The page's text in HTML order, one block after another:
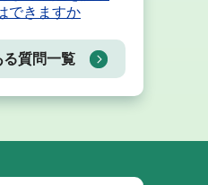
できますか
る質問一覧